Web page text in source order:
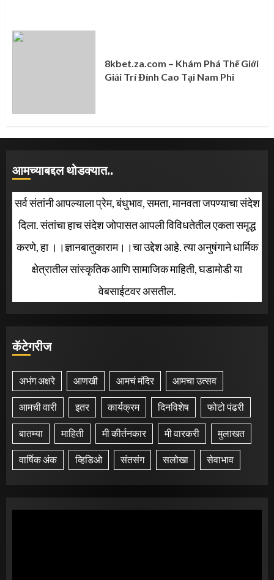
8kbet.za.com – Khám Phá Thế Giới
Giải Trí Đỉnh Cao Tại Nam Phi
आमच्याबद्दल थोडक्यात..
सर्व संतांनी आपल्याला प्रेम, बंधुभाव, समता, मानवता जपण्याचा संदेश
दिला. संतांचा हाच संदेश जोपासत आपली विविधतेतील एकता समृद्ध
करणे, हा ।।ज्ञानबातुकाराम।।चा उद्देश आहे. त्या अनुषंगाने धार्मिक
क्षेत्रातील सांस्कृतिक आणि सामाजिक माहिती, घडामोडी या
वेबसाईटवर असतील.
कॅटेगरीज
अभंग अक्षरे आणखी आमचं मंदिर आमचा उत्सव
आमची वारी इतर कार्यक्रम दिनविशेष फोटो पंढरी
बातम्या माहिती मी कीर्तनकार मी वारकरी मुलाखत
वार्षिक अंक व्हिडिओ संतसंग सलोखा सेवाभाव